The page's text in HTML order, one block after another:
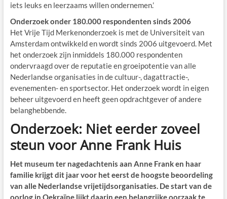
iets leuks en leerzaams willen ondernemen.’
Onderzoek onder 180.000 respondenten sinds 2006
Het Vrije Tijd Merkenonderzoek is met de Universiteit van
Amsterdam ontwikkeld en wordt sinds 2006 uitgevoerd. Met
het onderzoek zijn inmiddels 180.000 respondenten
ondervraagd over de reputatie en groeipotentie van alle
Nederlandse organisaties in de cultuur-, dagattractie-,
evenementen- en sportsector. Het onderzoek wordt in eigen
beheer uitgevoerd en heeft geen opdrachtgever of andere
belanghebbende.
Onderzoek: Niet eerder zoveel
steun voor Anne Frank Huis
Het museum ter nagedachtenis aan Anne Frank en haar
familie krijgt dit jaar voor het eerst de hoogste beoordeling
van alle Nederlandse vrijetijdsorganisaties. De start van de
oorlog in Oekraïne lijkt daarin een belangrijke oorzaak te